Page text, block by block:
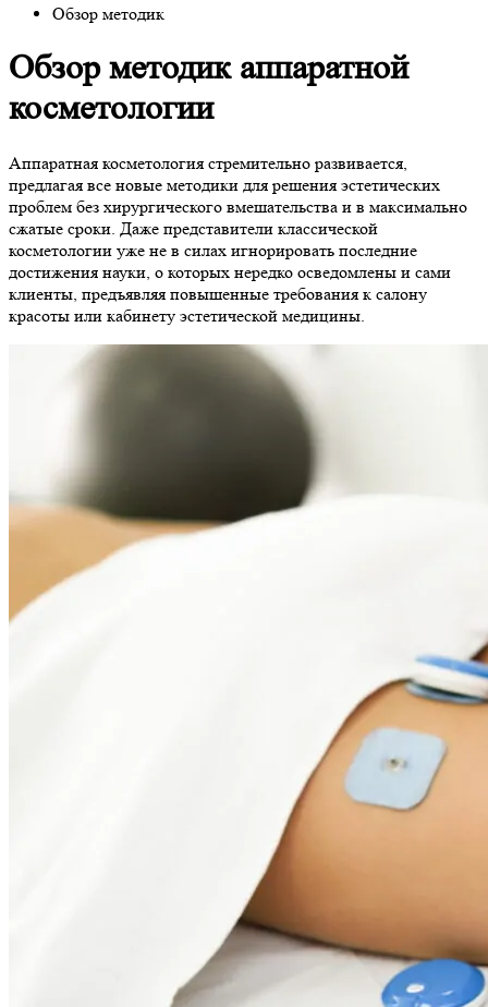
Обзор методик
Обзор методик аппаратной
косметологии
Аппаратная косметология стремительно развивается,
предлагая все новые методики для решения эстетических
проблем без хирургического вмешательства и в максимально
сжатые сроки. Даже представители классической
косметологии уже не в силах игнорировать последние
достижения науки, о которых нередко осведомлены и сами
клиенты, предъявляя повышенные требования к салону
красоты или кабинету эстетической медицины.